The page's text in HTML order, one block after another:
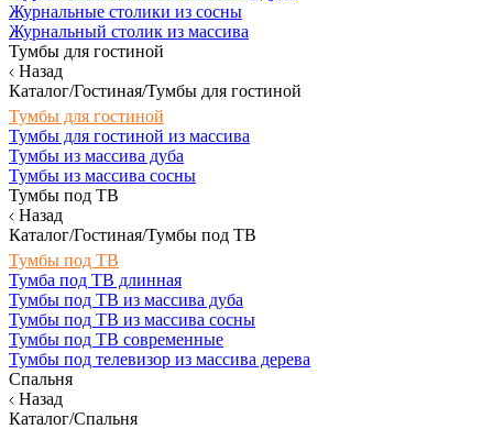
Журнальные столики из сосны
Журнальный столик из массива
Тумбы для гостиной
Назад
Каталог/Гостиная/Тумбы для гостиной
Тумбы для гостиной
Тумбы для гостиной из массива
Тумбы из массива дуба
Тумбы из массива сосны
Тумбы под ТВ
Назад
Каталог/Гостиная/Тумбы под ТВ
Тумбы под ТВ
Тумба под ТВ длинная
Тумбы под ТВ из массива дуба
Тумбы под ТВ из массива сосны
Тумбы под ТВ современные
Тумбы под телевизор из массива дерева
Спальня
Назад
Каталог/Спальня